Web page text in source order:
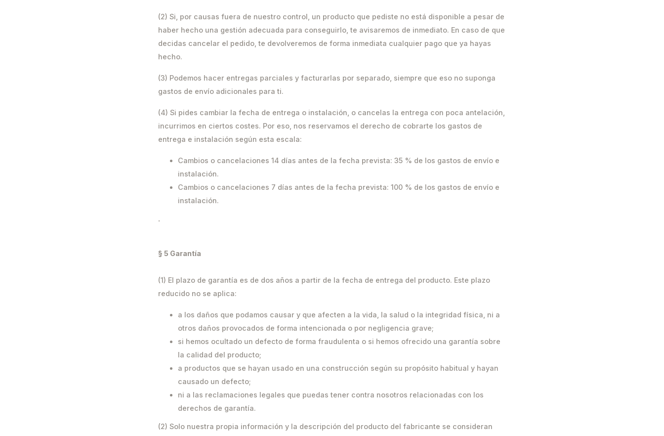
(2) Si, por causas fuera de nuestro control, un producto que pediste no está disponible a pesar de
haber hecho una gestión adecuada para conseguirlo, te avisaremos de inmediato. En caso de que
decidas cancelar el pedido, te devolveremos de forma inmediata cualquier pago que ya hayas
hecho.
(3) Podemos hacer entregas parciales y facturarlas por separado, siempre que eso no suponga
gastos de envío adicionales para ti.
(4) Si pides cambiar la fecha de entrega o instalación, o cancelas la entrega con poca antelación,
incurrimos en ciertos costes. Por eso, nos reservamos el derecho de cobrarte los gastos de
entrega e instalación según esta escala:
Cambios o cancelaciones 14 días antes de la fecha prevista: 35 % de los gastos de envío e
instalación.
Cambios o cancelaciones 7 días antes de la fecha prevista: 100 % de los gastos de envío e
instalación.
.
§ 5 Garantía
(1) El plazo de garantía es de dos años a partir de la fecha de entrega del producto. Este plazo
reducido no se aplica:
a los daños que podamos causar y que afecten a la vida, la salud o la integridad física, ni a
otros daños provocados de forma intencionada o por negligencia grave;
si hemos ocultado un defecto de forma fraudulenta o si hemos ofrecido una garantía sobre
la calidad del producto;
a productos que se hayan usado en una construcción según su propósito habitual y hayan
causado un defecto;
ni a las reclamaciones legales que puedas tener contra nosotros relacionadas con los
derechos de garantía.
(2) Solo nuestra propia información y la descripción del producto del fabricante se consideran